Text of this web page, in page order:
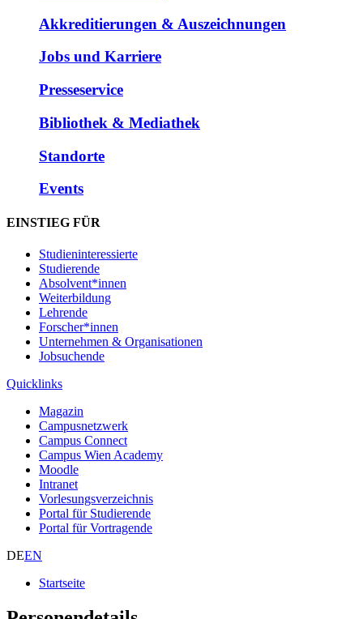
Akkreditierungen & Auszeichnungen
Jobs und Karriere
Presseservice
Bibliothek & Mediathek
Standorte
Events
EINSTIEG FÜR
Studieninteressierte
Studierende
Absolvent*innen
Weiterbildung
Lehrende
Forscher*innen
Unternehmen & Organisationen
Jobsuchende
Quicklinks
Magazin
Campusnetzwerk
Campus Connect
Campus Wien Academy
Moodle
Intranet
Vorlesungsverzeichnis
Portal für Studierende
Portal für Vortragende
DEEN
Startseite